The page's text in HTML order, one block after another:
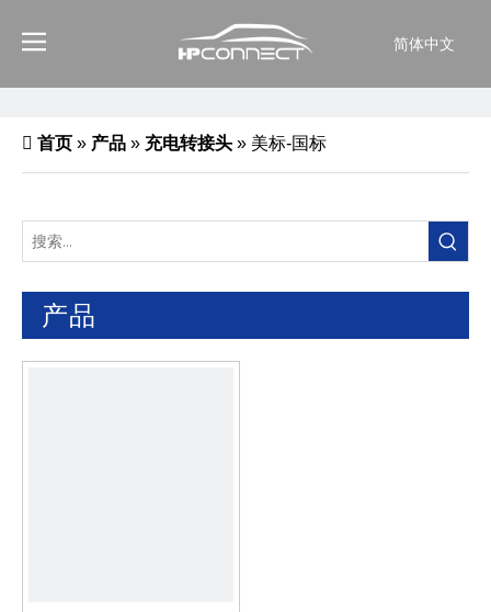
简体中文
首页 » 产品 » 充电转接头 » 美标-国标
产品